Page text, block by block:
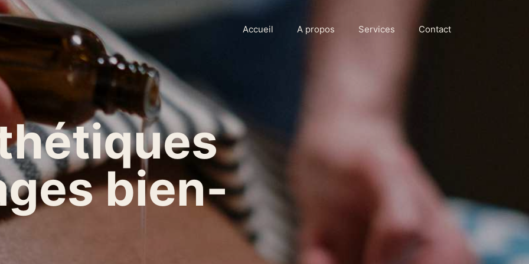
Accueil A propos Services Contact
bien-